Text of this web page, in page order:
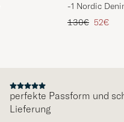
-1 Nordic
Regulärer Preis
130€ 52€
perfekte Passform und
Lieferung